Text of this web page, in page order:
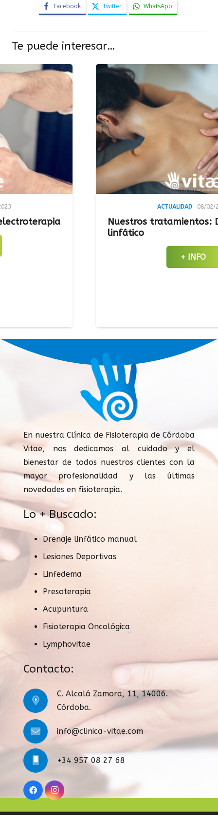
Facebook Twitter WhatsApp
Te puede interesar…
08/02/2023
Nuestros tratamientos: Drenaje
En nuestra Clínica de Fisioterapia de Córdoba
Vitae, nos dedicamos al cuidado y el
bienestar de todos nuestros clientes con la
mayor profesionalidad y las últimas
novedades en fisioterapia.
Lo + Buscado:
Drenaje linfático manual
Lesiones Deportivas
Linfedema
Presoterapia
Acupuntura
Fisioterapia Oncológica
Lymphovitae
Contacto:
C. Alcalá Zamora, 11, 14006.
Córdoba.
info@clinica-vitae.com
+34 957 08 27 68